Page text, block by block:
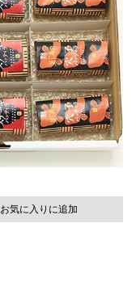
お気に入りに追加